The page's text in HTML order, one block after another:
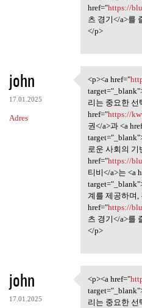
href="https://
츠 경기</a>를
</p>
john
17.01.2025
Adres
<p><a
<p><a href="
리는 중요한 선
href="https://
권</a>과 <a
로운 사회의 기
href="https://
티비</a>는 <a
계를 제공하며,
href="https://
츠 경기</a>를
</p>
john
17.01.2025
<p><a
<p><a href="
리는 중요한 선